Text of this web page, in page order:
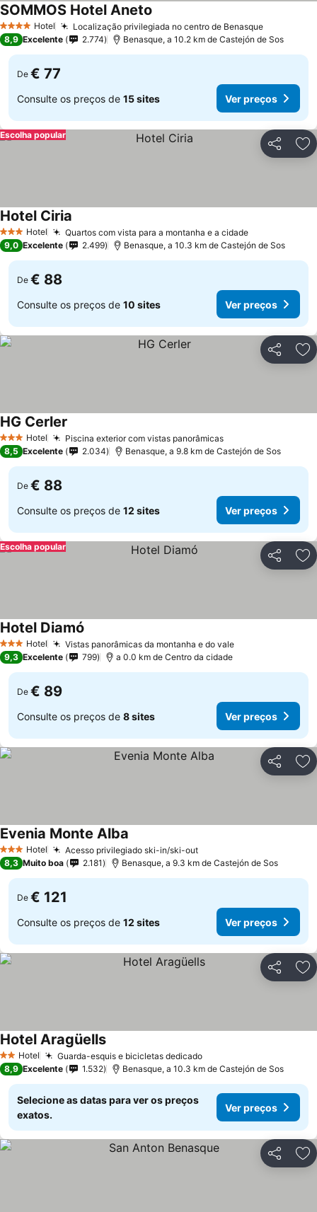
4 EstrelasHotel Localização privilegiada no centro de BenasqueVer
SOMMOS Hotel Aneto
8,9 Excelente 2.774 Benasque, a 10.2 km de Castejón de Sos
De € 77
Consulte os preços de 15 sites Ver preços
Partilhar
Escolha popular
3 EstrelasHotel Quartos com vista para a montanha e a cidadeVer preços
Hotel Ciria
9,0 Excelente 2.499 Benasque, a 10.3 km de Castejón de Sos
De € 88
Consulte os preços de 10 sites Ver preços
Partilhar
3 EstrelasHotel Piscina exterior com vistas panorâmicasVer preços
HG Cerler
8,5 Excelente 2.034 Benasque, a 9.8 km de Castejón de Sos
De € 88
Consulte os preços de 12 sites Ver preços
Partilhar
Escolha popular
3 EstrelasHotel Vistas panorâmicas da montanha e do valeVer preços
Hotel Diamó
9,3 Excelente 799 a 0.0 km de Centro da cidade
De € 89
Consulte os preços de 8 sites Ver preços
Partilhar
3 EstrelasHotel Acesso privilegiado ski-in/ski-outVer preços
Evenia Monte Alba
8,3 Muito boa 2.181 Benasque, a 9.3 km de Castejón de Sos
De € 121
Consulte os preços de 12 sites Ver preços
Partilhar
2 Estrelas
Hotel Guarda-esquis e bicicletas dedicadoVer preços
Hotel AragüellsVer preços
8,9 Excelente 1.532 Benasque, a 10.3 km de Castejón de Sos
Selecione as datas para ver os preços
exatos.
Ver preços
Partilhar